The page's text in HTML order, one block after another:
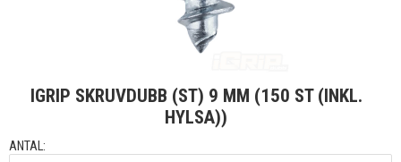
IGRIP SKRUVDUBB (ST) 9 MM (150 ST (INKL.
HYLSA))
ANTAL: